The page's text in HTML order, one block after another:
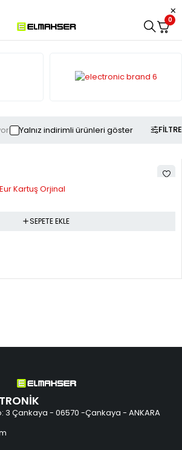
0
FILTRE
Yalnız indirimli ürünleri göster
Kartuş Orjinal
SEPETE EKLE
3 Çankaya - 06570 -Çankaya - ANKARA